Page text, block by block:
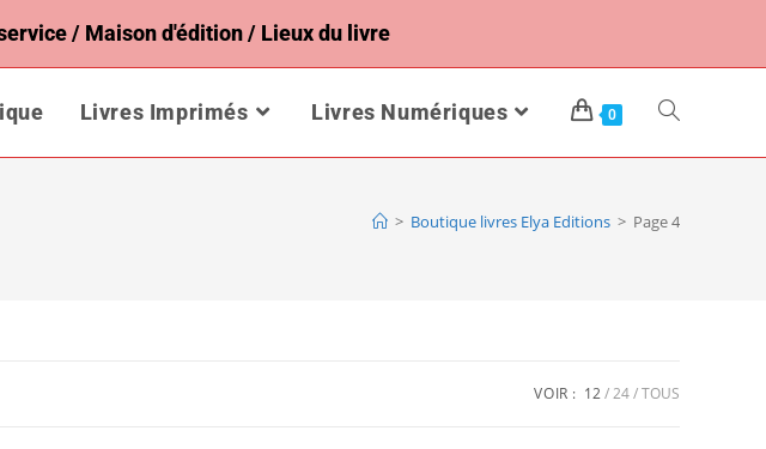
/ Maison d'édition / Lieux du livre
Livres Imprimés Livres Numériques 0
> Boutique livres Elya Editions > Page 4
VOIR : 12 24 TOUS